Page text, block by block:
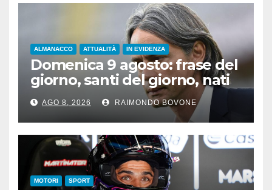
ALMANACCO ATTUALITÀ IN EVIDENZA
Domenica 9 agosto: frase del
giorno, santi del giorno, nati
famosi, accadde oggi
AGO 8, 2026 RAIMONDO BOVONE
MOTORI SPORT